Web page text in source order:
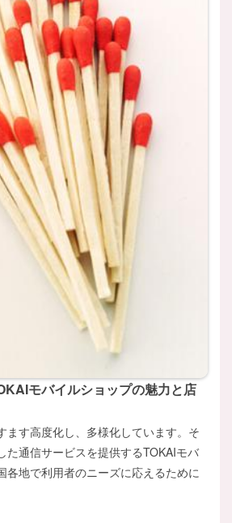
モバイルショップの魅力と店
ます高度化し、多様化しています。そ
た通信サービスを提供するTOKAIモバ
各地で利用者のニーズに応えるために